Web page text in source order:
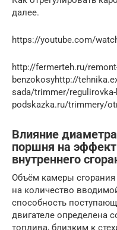
далее.
https://youtube.com/
http://fermerteh.ru/
benzokosyhttp://
sada/trimmer/
podskazka.ru/trimmery/
Влияние
поршня на
внутреннего
Объём камеры сгорания
на количество
способность
двигателе определена
топлива, близким к